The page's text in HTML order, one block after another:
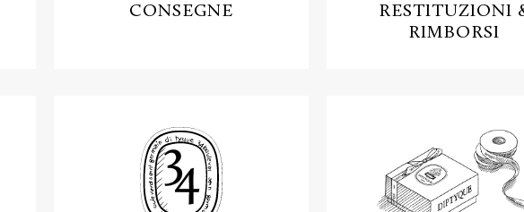
CONSEGNE
RESTITUZIONI
RIMBORSI